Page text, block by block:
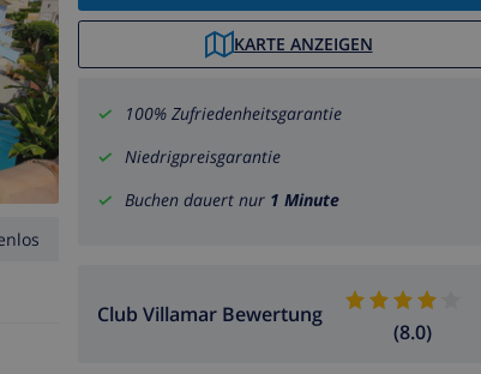
KARTE ANZEIGEN
100% Zufriedenheitsgarantie
Niedrigpreisgarantie
Buchen dauert nur 1 Minute
Club Villamar Bewertung
(8.0)